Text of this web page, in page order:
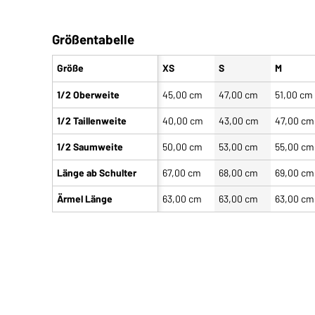
Größentabelle
Größe
1/2 Oberweite
1/2 Taillenweite
1/2 Saumweite
Länge ab Schulter
Ärmel Länge
XS S M
45,00 cm 47,00 cm 51,00 cm
40,00 cm 43,00 cm 47,00 cm
50,00 cm 53,00 cm 55,00 cm
67,00 cm 68,00 cm 69,00 cm
63,00 cm 63,00 cm 63,00 cm